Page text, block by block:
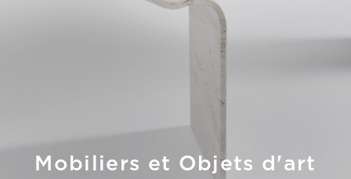
Mobiliers et Objets d'art